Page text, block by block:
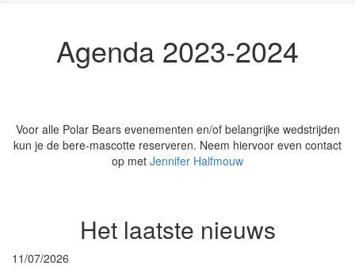
Agenda 2023-2024
Voor alle Polar Bears evenementen en/of belangrijke wedstrijden
kun je de bere-mascotte reserveren. Neem hiervoor even contact
op met Jennifer Halfmouw
Het laatste nieuws
11/07/2026